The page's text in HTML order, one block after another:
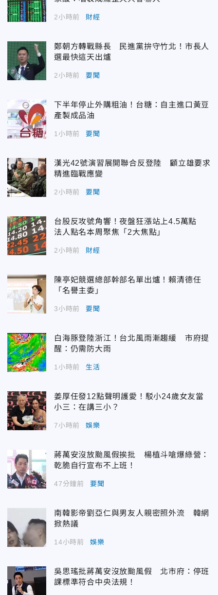
2小時前 財經
鄭朝方轉戰縣長 民進黨拚守竹北！市長人
選最快這天出爐
2小時前 要聞
下半年停止外購粗油！台糖：自主進口黃豆
產製成品油
1小時前 要聞
漢光42號演習展開聯合反登陸 顧立雄要求
精進臨戰應變
2小時前 要聞
台股反攻號角響！夜盤狂漲站上4.5萬點
法人點名本周聚焦「2大焦點」
2小時前 財經
陳亭妃競選總部幹部名單出爐！賴清德任
「名譽主委」
3小時前 要聞
白海豚登陸浙江！台北風雨漸趨緩 市府提
醒：仍需防大雨
1小時前 生活
姜厚任發12點聲明護愛！駁小24歲女友當
小三：在講三小？
7小時前 娛樂
蔣萬安沒放颱風假挨批 楊植斗嗆爆綠營：
乾脆自行宣布不上班！
47分鐘前 要聞
南韓影帝劉亞仁與男友人親密照外流 韓網
掀熱議
14小時前 娛樂
吳思瑤批蔣萬安沒放颱風假 北市府：停班
課標準符合中央法規！